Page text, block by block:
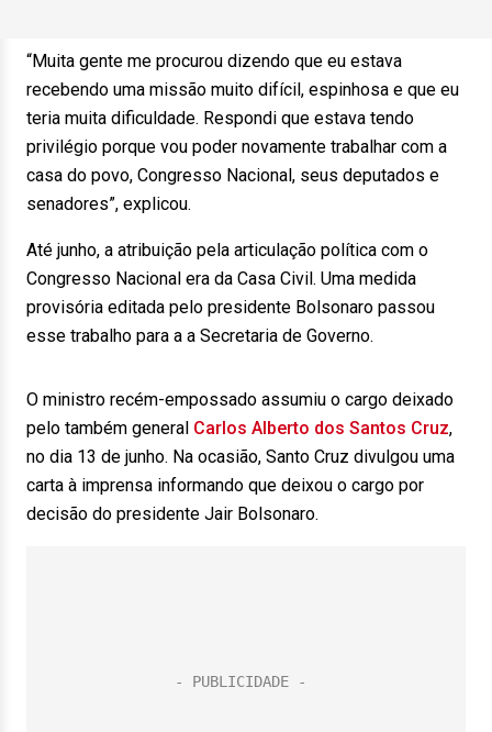
“Muita gente me procurou dizendo que eu estava
recebendo uma missão muito difícil, espinhosa e que eu
teria muita dificuldade. Respondi que estava tendo
privilégio porque vou poder novamente trabalhar com a
casa do povo, Congresso Nacional, seus deputados e
senadores”, explicou.
Até junho, a atribuição pela articulação política com o
Congresso Nacional era da Casa Civil. Uma medida
provisória editada pelo presidente Bolsonaro passou
esse trabalho para a a Secretaria de Governo.
O ministro recém-empossado assumiu o cargo deixado
pelo também general Carlos Alberto dos Santos Cruz,
no dia 13 de junho. Na ocasião, Santo Cruz divulgou uma
carta à imprensa informando que deixou o cargo por
decisão do presidente Jair Bolsonaro.